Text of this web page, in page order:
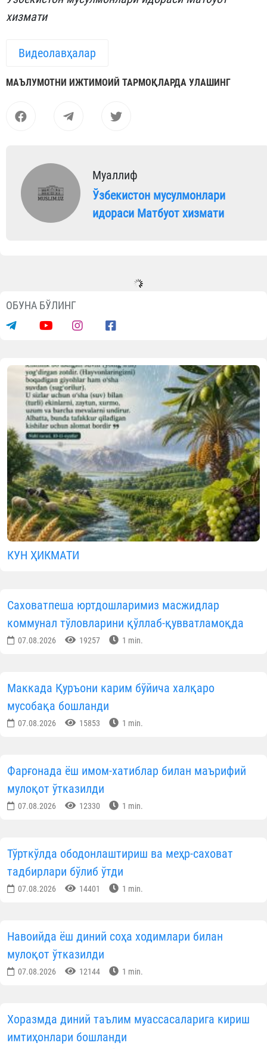
хизмати
Видеолавҳалар
МАЪЛУМОТНИ ИЖТИМОИЙ ТАРМОҚЛАРДА УЛАШИНГ
Муаллиф
Ўзбекистон мусулмонлари
идораси Матбуот хизмати
ОБУНА БЎЛИНГ
КУН ҲИКМАТИ
Саховатпеша юртдошларимиз масжидлар
коммунал тўловларини қўллаб-қувватламоқда
07.08.2026 19257 1 min.
Маккада Қуръони карим бўйича халқаро
мусобақа бошланди
07.08.2026 15853 1 min.
Фарғонада ёш имом-хатиблар билан маърифий
мулоқот ўтказилди
07.08.2026 12330 1 min.
Тўрткўлда ободонлаштириш ва меҳр-саховат
тадбирлари бўлиб ўтди
07.08.2026 14401 1 min.
Навоийда ёш диний соҳа ходимлари билан
мулоқот ўтказилди
07.08.2026 12144 1 min.
Хоразмда диний таълим муассасаларига кириш
имтиҳонлари бошланди